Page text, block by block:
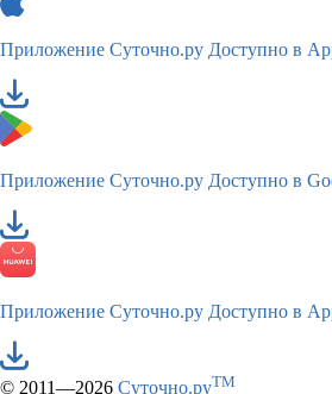
Приложение Суточно.ру Доступно в
Приложение Суточно.ру Доступно в
Приложение Суточно.ру Доступно в
© 2011—2026 Суточно.руTM